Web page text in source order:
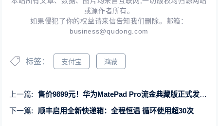
或源作者所有。
如果侵犯了你的权益请来信告知我们删除。邮箱：
business@qudong.com
标签： 支付宝 鸿蒙
上一篇:
售价9899元！华为MatePad Pro流金典藏版正式发布：16GB+1TB、支持SIM卡
下一篇:
顺丰启用全新快递箱：全程恒温 循环使用超30次